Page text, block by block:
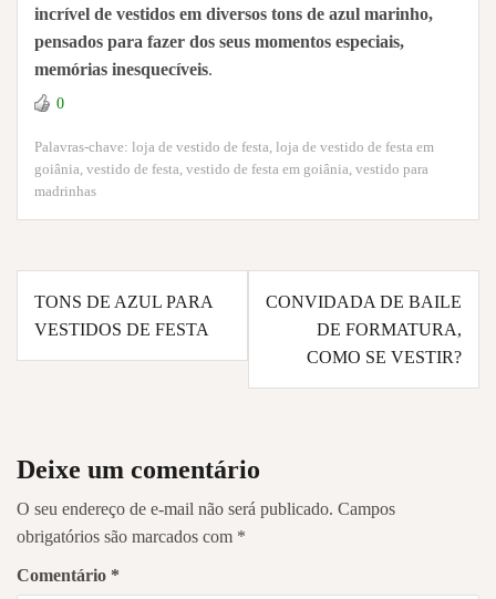
incrível de vestidos em diversos tons de azul marinho,
pensados para fazer dos seus momentos especiais,
memórias inesquecíveis.
0
Palavras-chave: loja de vestido de festa loja de vestido de festa em
goiânia vestido de festa vestido de festa em goiânia vestido para
madrinhas
Navegação
de
Post
TONS DE AZUL PARA
VESTIDOS DE FESTA
CONVIDADA DE BAILE
DE FORMATURA,
COMO SE VESTIR?
Deixe um comentário
O seu endereço de e-mail não será publicado. Campos
obrigatórios são marcados com *
Comentário *